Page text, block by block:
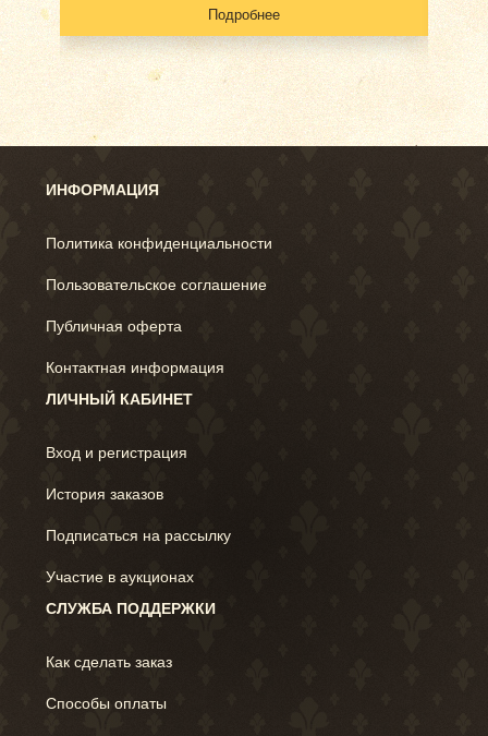
Подробнее
ИНФОРМАЦИЯ
Политика конфиденциальности
Пользовательское соглашение
Публичная оферта
Контактная информация
ЛИЧНЫЙ КАБИНЕТ
Вход и регистрация
История заказов
Подписаться на рассылку
Участие в аукционах
СЛУЖБА ПОДДЕРЖКИ
Как сделать заказ
Способы оплаты